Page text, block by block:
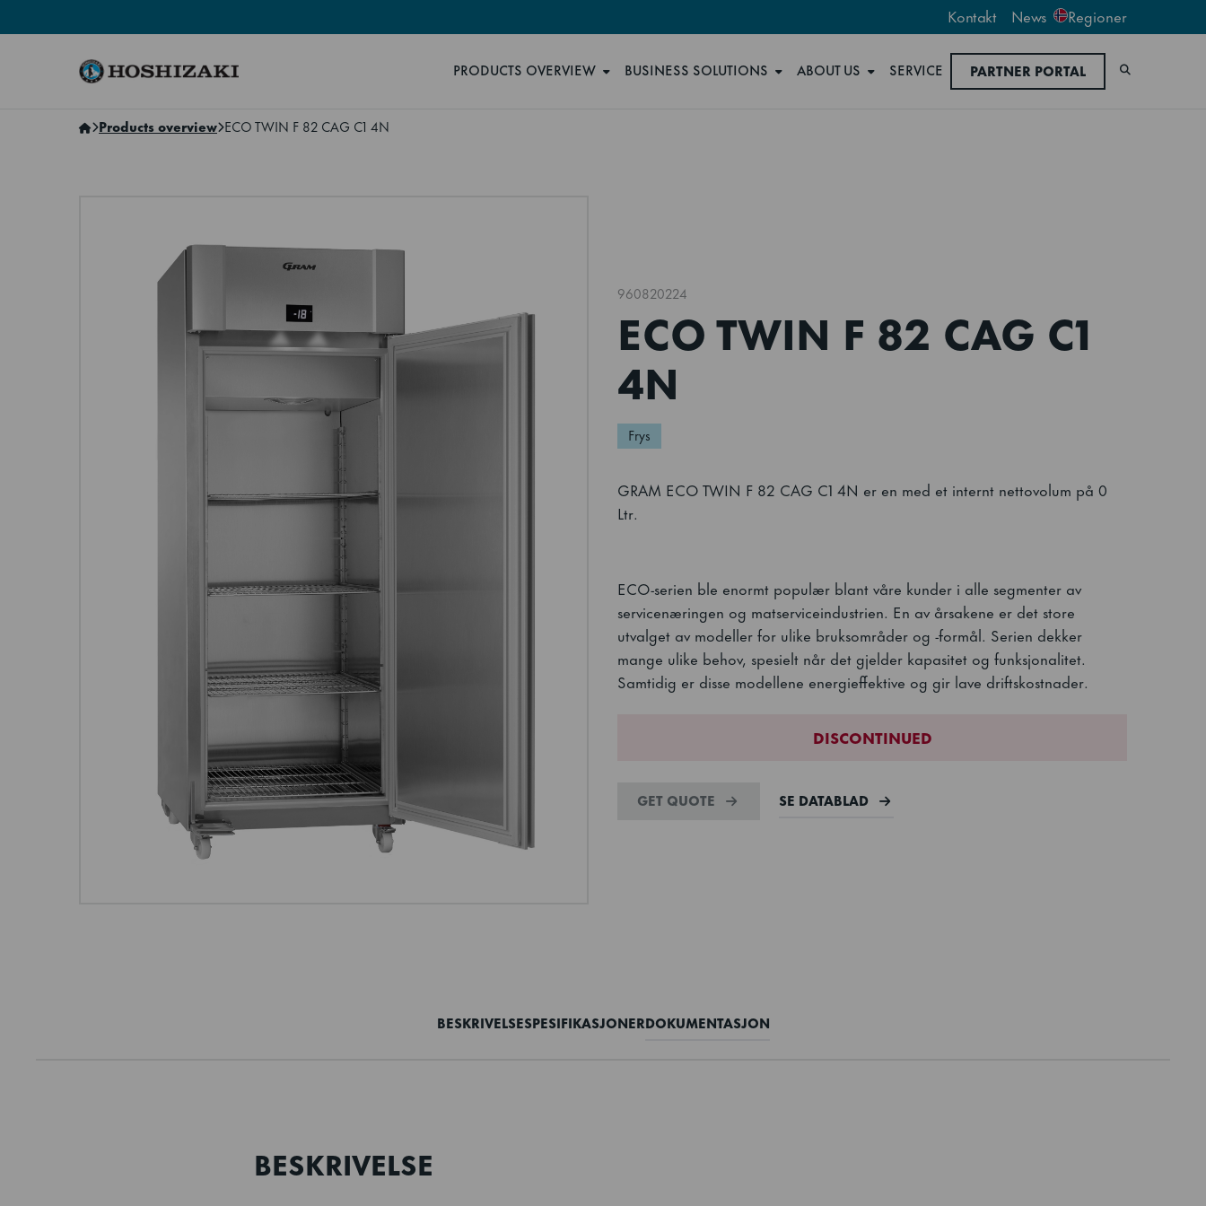
Kontakt News Regioner
PRODUCTS OVERVIEW BUSINESS SOLUTIONS ABOUT US SERVICE PARTNER PORTAL Søk
Products overview ECO TWIN F 82 CAG C1 4N
960820224
ECO TWIN F 82 CAG C1
4N
Frys
GRAM ECO TWIN F 82 CAG C1 4N er en med et internt nettovolum på 0
Ltr.
ECO-serien ble enormt populær blant våre kunder i alle segmenter av
servicenæringen og matserviceindustrien. En av årsakene er det store
utvalget av modeller for ulike bruksområder og -formål. Serien dekker
mange ulike behov, spesielt når det gjelder kapasitet og funksjonalitet.
Samtidig er disse modellene energieffektive og gir lave driftskostnader.
DISCONTINUED
GET QUOTE SE DATABLAD
BESKRIVELSESPESIFIKASJONERDOKUMENTASJON
BESKRIVELSE